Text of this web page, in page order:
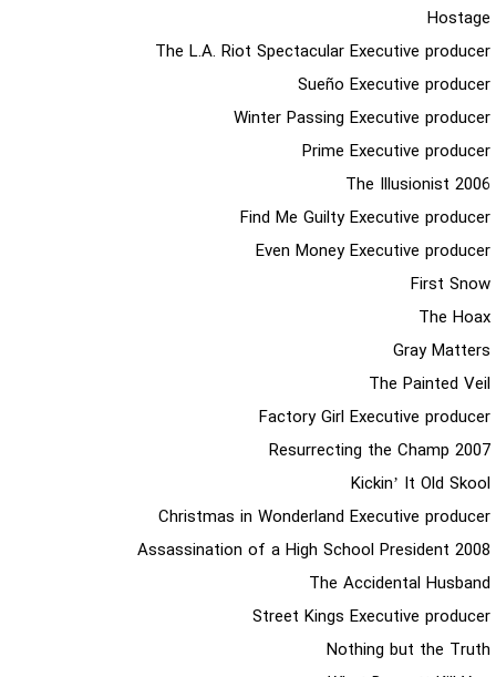
Hostage
The L.A. Riot Spectacular Executive producer
Sueño Executive producer
Winter Passing Executive producer
Prime Executive producer
2006 The Illusionist
Find Me Guilty Executive producer
Even Money Executive producer
First Snow
The Hoax
Gray Matters
The Painted Veil
Factory Girl Executive producer
2007 Resurrecting the Champ
Kickin’ It Old Skool
Christmas in Wonderland Executive producer
2008 Assassination of a High School President
The Accidental Husband
Street Kings Executive producer
Nothing but the Truth